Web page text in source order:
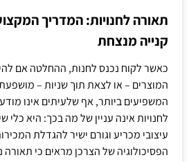
תאורה לחנויות: המדריך
קנייה מנצחת
כאשר לקוח נכנס לחנות, ההחלטה אם
המוצרים – או לצאת תוך שניות –
המשפיעים ביותר, אף שלעיתים אינו
לחנויות אינה עניין של מה בכך: היא כלי
עיצובי מכריע וגורם ישיר להגדלת
הפסיכולוגיה של הצרכן מראים כי תאורה